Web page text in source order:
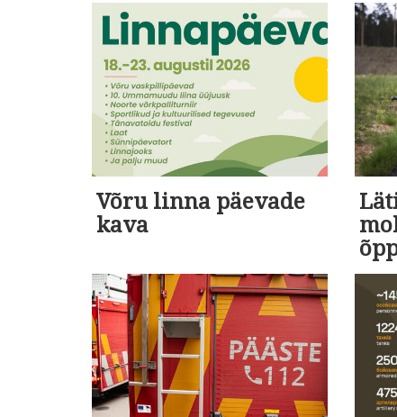
Võru linna päevade
kava